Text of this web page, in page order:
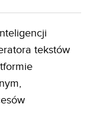
tekstów